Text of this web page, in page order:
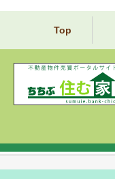
Top